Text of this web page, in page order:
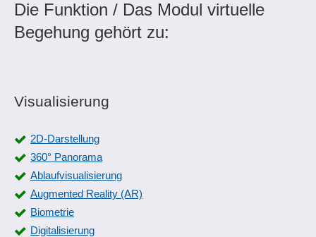
Die Funktion / Das Modul virtuelle
Begehung gehört zu:
Visualisierung
2D-Darstellung
360° Panorama
Ablaufvisualisierung
Augmented Reality (AR)
Biometrie
Digitalisierung